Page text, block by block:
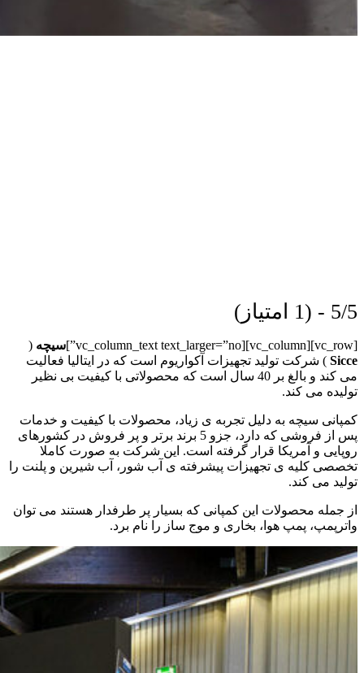
5/5 - (1 امتیاز)
[vc_row][vc_column][vc_column_text text_larger=”no”] سیچه (
Sicce ) شرکت تولید تجهیزات آکواریوم است که در ایتالیا فعالیت
می کند و بالغ بر 40 سال است که محصولاتی با کیفیت بی نظیر
تولیده می کند.
کمپانی سیچه به دلیل تجربه ی زیاد، محصولات با کیفیت و خدمات
پس از فروشی که دارد، جزو 5 برند برتر و پر فروش در کشورهای
روپایی و آمریکا قرار گرفته است. این شرکت به صورت کاملا
تخصصی کلیه ی تجهیزات پیشرفته ی آب شور، آب شیرین و پلنت را
تولید می کند.
از جمله محصولات این کمپانی که بسیار پر طرفدار هستند می توان
واترپمپ، پمپ هوا، بخاری و موج ساز را نام برد.